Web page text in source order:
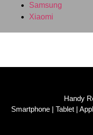
Samsung
Xiaomi
Handy
Smartphone | Tablet |